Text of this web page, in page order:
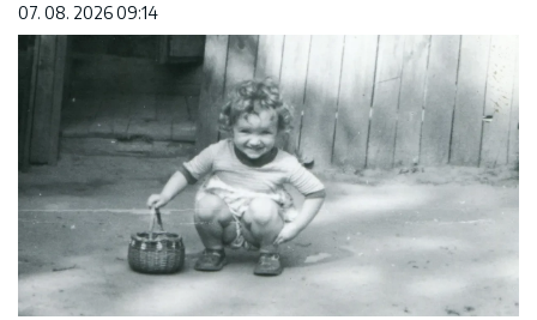
07. 08. 2026 09:14